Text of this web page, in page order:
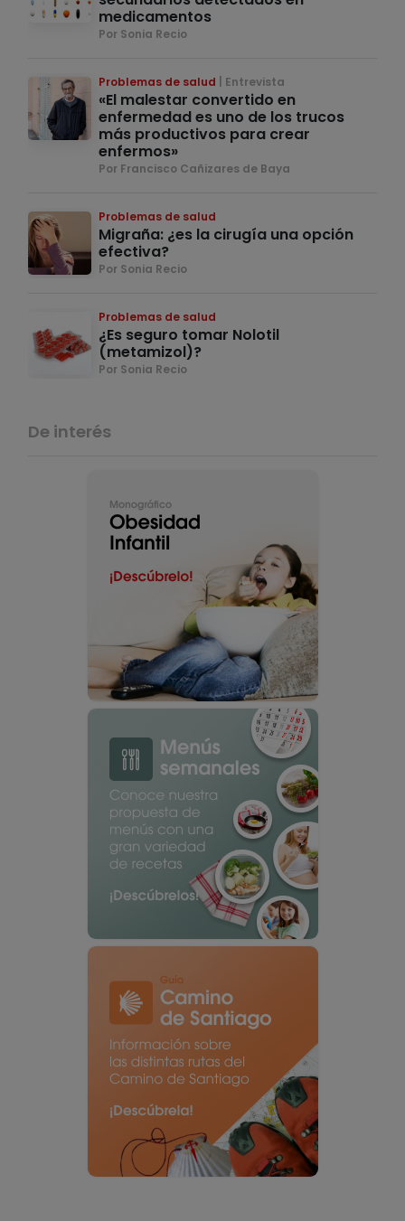
medicamentos
Por Sonia Recio
Problemas de salud Entrevista
«El malestar convertido en
enfermedad es uno de los trucos
más productivos para crear
enfermos»
Por Francisco Cañizares de Baya
Problemas de salud
Migraña: ¿es la cirugía una opción
efectiva?
Por Sonia Recio
Problemas de salud
¿Es seguro tomar Nolotil
(metamizol)?
Por Sonia Recio
De interés